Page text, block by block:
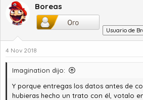
Boreas
Usuario de
4 Nov 2018
Imagination dijo:
Y porque entregas los datos antes de
hubieras hecho un trato con él, votalo